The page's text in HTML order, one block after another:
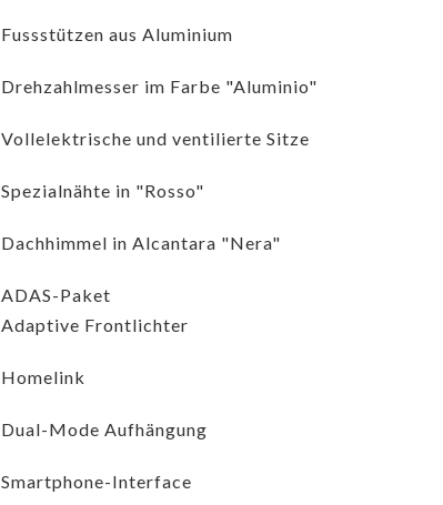
Fussstützen aus Aluminium
Drehzahlmesser im Farbe "Aluminio"
Vollelektrische und ventilierte Sitze
Spezialnähte in "Rosso"
Dachhimmel in Alcantara "Nera"
ADAS-Paket
Adaptive Frontlichter
Homelink
Dual-Mode Aufhängung
Smartphone-Interface